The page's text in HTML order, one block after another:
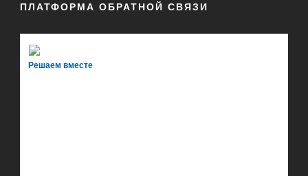
ПЛАТФОРМА ОБРАТНОЙ СВЯЗИ
Решаем вместе